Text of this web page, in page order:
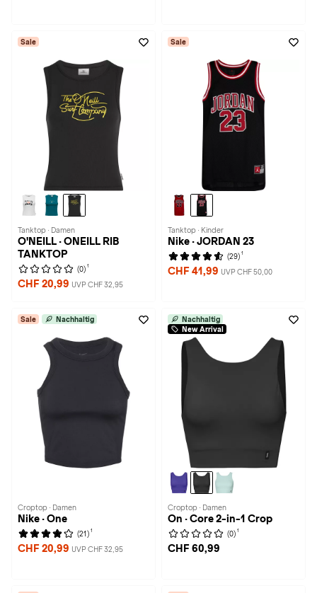
Sale
Tanktop · Damen
O'NEILL · ONEILL RIB
TANKTOP
(0) 1
CHF 20,99 UVP CHF 32,95
Sale
Tanktop · Kinder
Nike · JORDAN 23
(29) 1
CHF 41,99 UVP CHF 50,00
Sale Nachhaltig
Croptop · Damen
Nike · One
(21) 1
CHF 20,99 UVP CHF 32,95
Nachhaltig
New Arrival
Croptop · Damen
On · Core 2-in-1 Crop
(0) 1
CHF 60,99